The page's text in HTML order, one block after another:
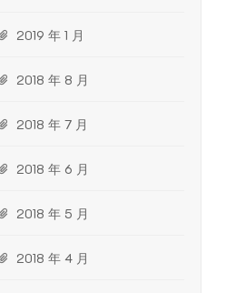
2019 年 1 月
2018 年 8 月
2018 年 7 月
2018 年 6 月
2018 年 5 月
2018 年 4 月